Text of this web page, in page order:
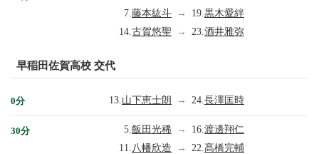
7. 藤本紘斗 → 19. 黒木愛絆
14. 古賀悠聖 → 23. 酒井雅弥
早稲田佐賀高校 交代
0分 13. 山下恵士朗 → 24. 長澤匡時
30分 5. 飯田光稀 → 16. 渡邊翔仁
11. 八幡欣造 → 22. 髙橋完輔